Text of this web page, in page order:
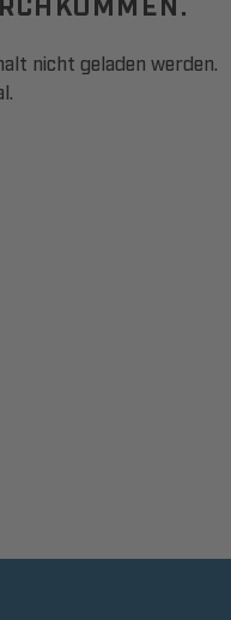
nicht geladen werden.